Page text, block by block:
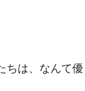
は、なんて